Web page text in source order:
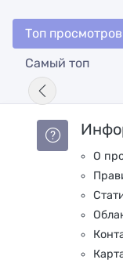
Топ просмотров
Самый топ
О